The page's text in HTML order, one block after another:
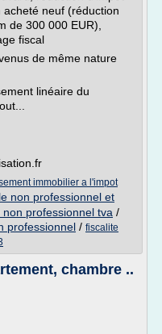
neuf (réduction
de 300 000 EUR),
fiscal
de même nature
linéaire du
immobilier a l'impot
non professionnel et
professionnel tva /
professionnel / fiscalite
chambre ..